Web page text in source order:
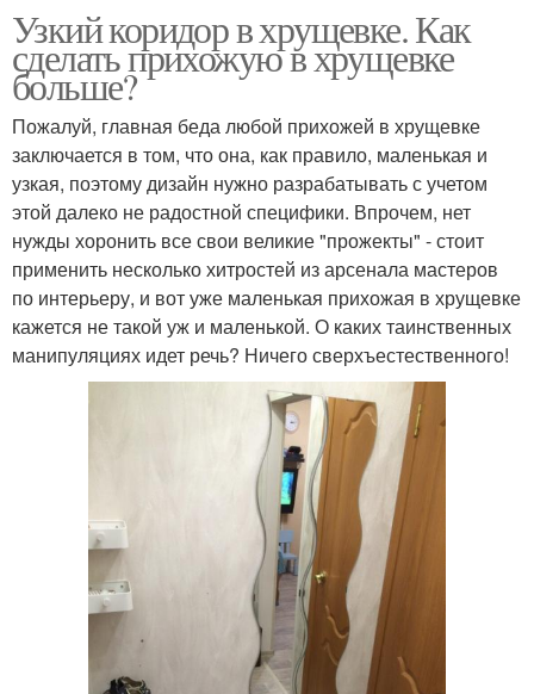
Узкий коридор в хрущевке. Как
сделать прихожую в хрущевке
больше?
Пожалуй, главная беда любой прихожей в хрущевке
заключается в том, что она, как правило, маленькая и
узкая, поэтому дизайн нужно разрабатывать с учетом
этой далеко не радостной специфики. Впрочем, нет
нужды хоронить все свои великие "прожекты" - стоит
применить несколько хитростей из арсенала мастеров
по интерьеру, и вот уже маленькая прихожая в хрущевке
кажется не такой уж и маленькой. О каких таинственных
манипуляциях идет речь? Ничего сверхъестественного!